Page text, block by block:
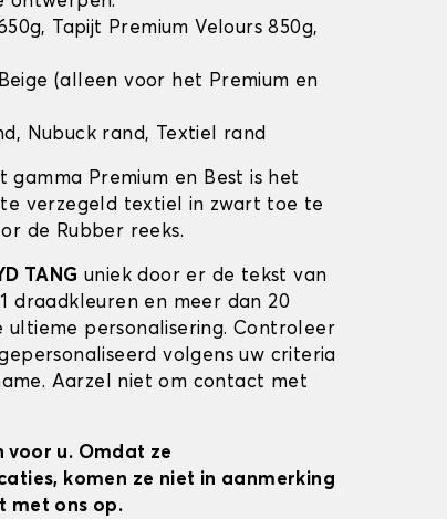
Tapijt Premium Velours 850g,
(alleen voor het Premium en
Nubuck rand, Textiel rand
gamma Premium en Best is het
verzegeld textiel in zwart toe te
de Rubber reeks.
TANG uniek door er de tekst van
draadkleuren en meer dan 20
ultieme personalisering. Controleer
volgens uw criteria
Aarzel niet om contact met
u. Omdat ze
komen ze niet in aanmerking
met ons op.